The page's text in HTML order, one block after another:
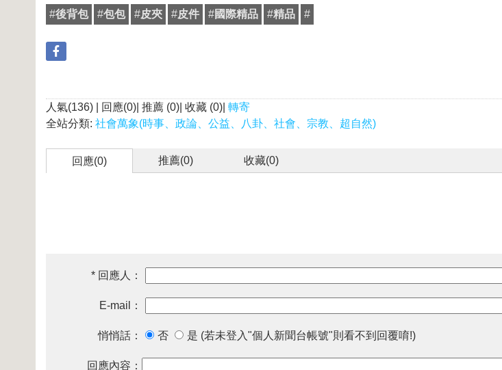
#後背包 #包包 #皮夾 #皮件 #國際精品 #精品 #
人氣(136) | 回應(0)| 推薦 (0)| 收藏 (0)| 轉寄
全站分類: 社會萬象(時事、政論、公益、八卦、社會、宗教、超自然)
回應(0) 推薦(0) 收藏(0)
* 回應人：
E-mail：
悄悄話： 否 是 (若未登入"個人新聞台帳號"則看不到回覆唷!)
回應內容：